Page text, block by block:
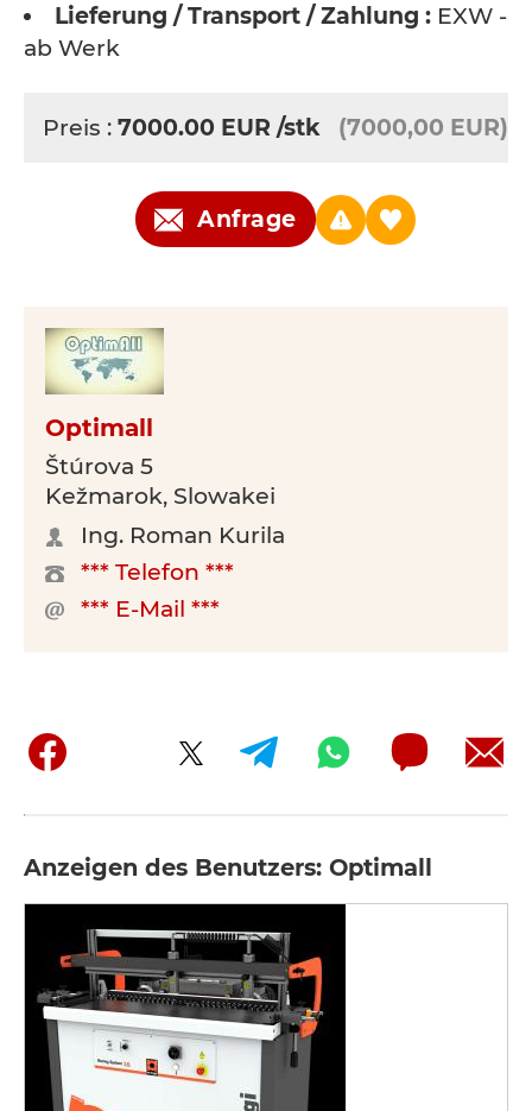
Lieferung / Transport / Zahlung : EXW -
ab Werk
Preis : 7000.00 EUR /stk (7000,00 EUR)
Anfrage
Optimall
Štúrova 5
Kežmarok, Slowakei
Ing. Roman Kurila
*** Telefon ***
*** E-Mail ***
Anzeigen des Benutzers: Optimall